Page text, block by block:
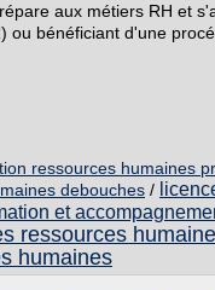
aux métiers RH et
ou bénéficiant d'une
ressources humaines
debouches /
et
ressources
humaines